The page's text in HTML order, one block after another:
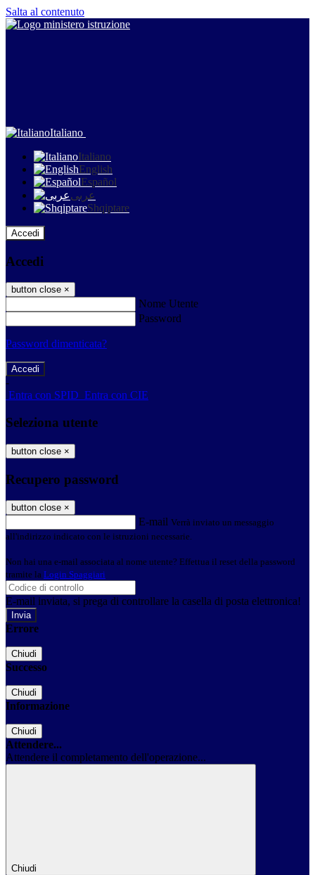
Salta al contenuto
Italiano
Italiano
English
Español
عربى
Shqiptare
Accedi
Accedi
button close ×
Nome Utente
Password
Password dimenticata?
-
Entra con SPID Entra con CIE
Seleziona utente
button close ×
Recupero password
button close ×
E-mail Verrà inviato un messaggio
all'indirizzo indicato con le istruzioni necessarie.
Non hai una e-mail associata al nome utente? Effettua il reset della password
tramite la Login Spaggiari
E-mail inviata, si prega di controllare la casella di posta elettronica!
Errore
Chiudi
Successo
Chiudi
Informazione
Chiudi
Attendere...
Attendere il completamento dell'operazione...
Chiudi